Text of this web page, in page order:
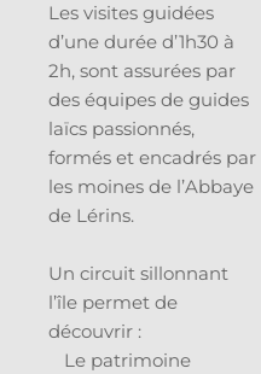
Les visites guidées
d’une durée d’1h30 à
2h, sont assurées par
des équipes de guides
laïcs passionnés,
formés et encadrés par
les moines de l’Abbaye
de Lérins.
Un circuit sillonnant
l’île permet de
découvrir :
Le patrimoine